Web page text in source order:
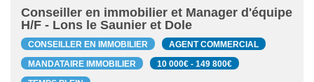
Conseiller en immobilier et Manager d'équipe
H/F - Lons le Saunier et Dole
CONSEILLER EN IMMOBILIER
AGENT COMMERCIAL
MANDATAIRE IMMOBILIER
10 000€ - 149 800€